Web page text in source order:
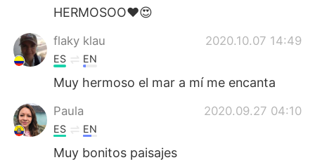
HERMOSOO❤😍
flaky klau 2020.10.07 14:49
ES EN
Muy hermoso el mar a mí me encanta
Paula 2020.09.27 04:10
ES EN
Muy bonitos paisajes